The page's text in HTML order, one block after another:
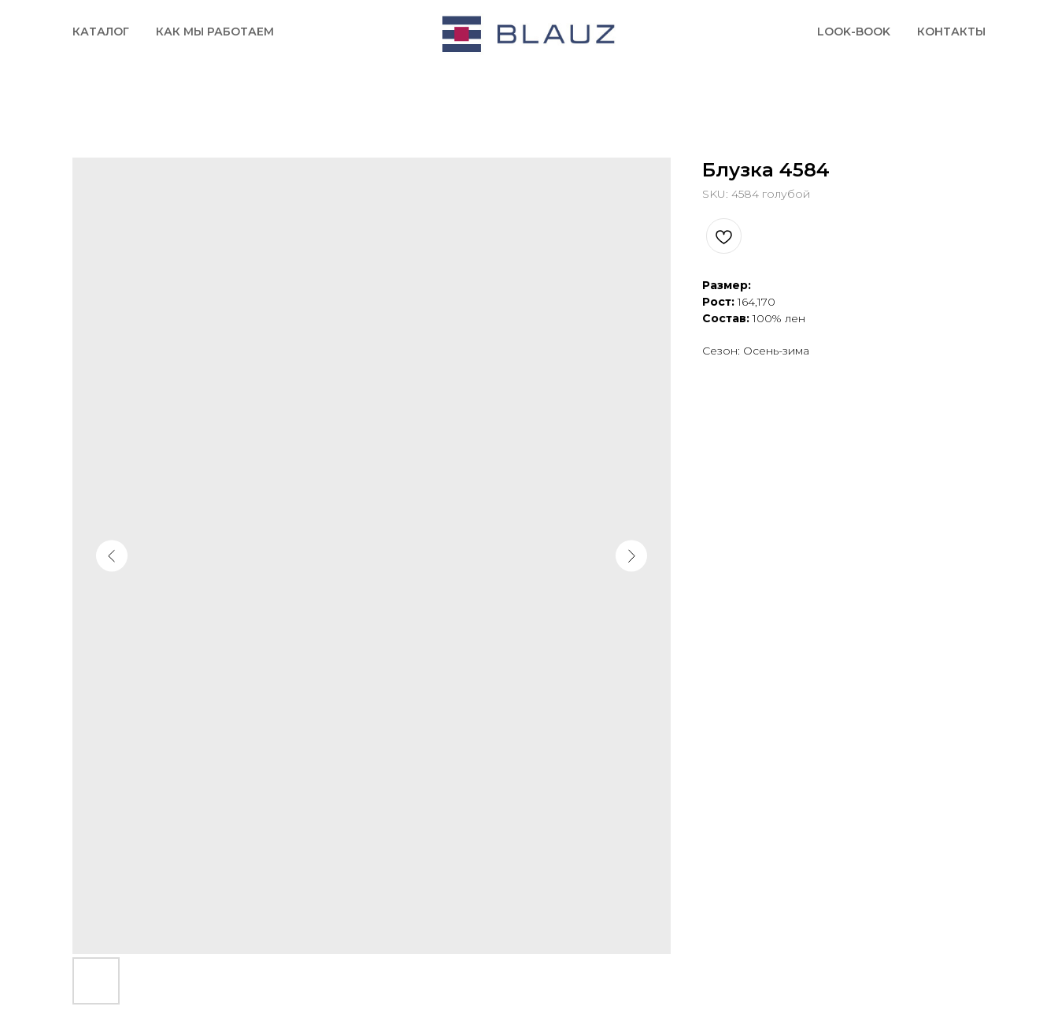
КАТАЛОГ КАК МЫ РАБОТАЕМ LOOK-BOOK КОНТАКТЫ
Блузка 4584
SKU: 4584 голубой
Размер:
Рост:164,170
Состав:100% лен
Сезон: Осень-зима